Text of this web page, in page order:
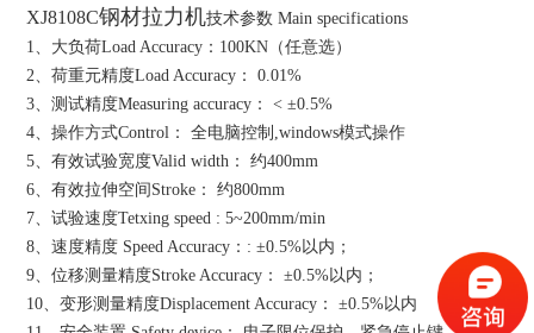
XJ8108C钢材拉力机技术参数 Main specifications
1、大负荷Load Accuracy：100KN（任意选）
2、荷重元精度Load Accuracy： 0.01%
3、测试精度Measuring accuracy： < ±0.5%
4、操作方式Control： 全电脑控制,windows模式操作
5、有效试验宽度Valid width： 约400mm
6、有效拉伸空间Stroke： 约800mm
7、试验速度Tetxing speed : 5~200mm/min
8、速度精度 Speed Accuracy：: ±0.5%以内；
9、位移测量精度Stroke Accuracy： ±0.5%以内；
10、变形测量精度Displacement Accuracy： ±0.5%以内